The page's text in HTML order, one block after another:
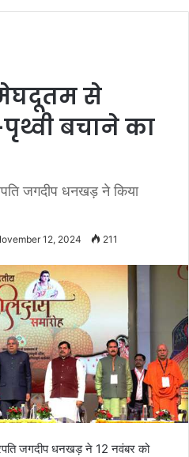
से
बचाने का
जगदीप धनखड़ ने किया
12, 2024 211
जगदीप धनखड़ ने 12 नवंबर को